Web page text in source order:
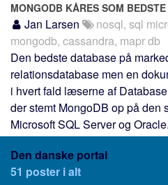
TypeScript.dk
Node-js.dk
React-js.dk
Vue-js.dk
JLKM.dk
Frameworks
Server-siden
Klient-siden
MONGODB KÅRES SOM
Jan Larsen
nosql, sql
mongodb, cassandra, mapr db
Den bedste database på
relationsdatabase men en
i hvert fald læserne af
der stemt MongoDB op på den
Microsoft SQL Server og Oracle.
Den danske portal
51 poster i alt